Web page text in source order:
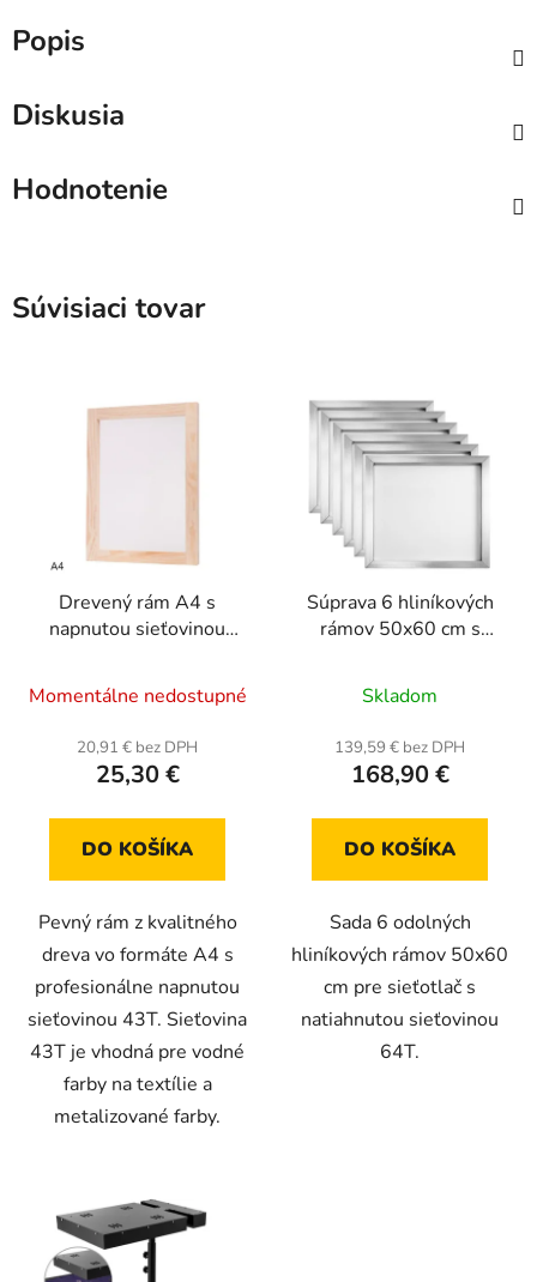
Popis
Diskusia
Hodnotenie
Súvisiaci tovar
Drevený rám A4 s
napnutou sieťovinou
hodnotenie
produktu
je
z
Momentálne nedostupné
20,91 € bez DPH
25,30 €
DO KOŠÍKA
Pevný rám z kvalitného
dreva vo formáte A4 s
profesionálne napnutou
sieťovinou 43T. Sieťovina
43T je vhodná pre vodné
farby na textílie a
metalizované farby.
Súprava 6 hliníkových
rámov 50x60 cm s
64T
hodnotenie
produktu
je
z
Skladom
139,59 € bez DPH
168,90 €
DO KOŠÍKA
Sada 6 odolných
hliníkových rámov 50x60
cm pre sieťotlač s
natiahnutou sieťovinou
64T.